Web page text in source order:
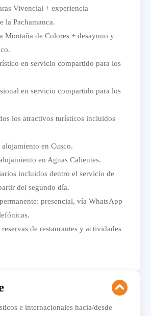
Vivencial + experiencia
la Pachamanca.
Montaña de Colores + desayuno y
en servicio compartido para los
en servicio compartido para los
los atractivos turísticos incluidos
en Cusco.
en Aguas Calientes.
incluidos dentro el servicio de
del segundo día.
presencial, vía WhatsApp
de restaurantes y actividades
e internacionales hacia/desde